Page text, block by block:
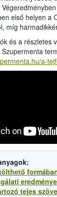
első helyen a
míg
és a részletes
a-
tejes